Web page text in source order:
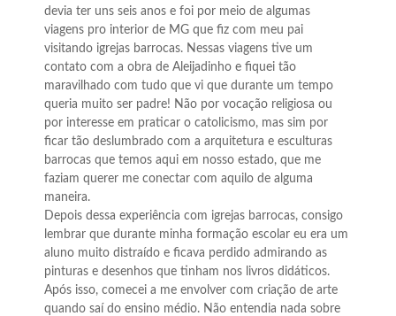
devia ter uns seis anos e foi por meio de algumas
viagens pro interior de MG que fiz com meu pai
visitando igrejas barrocas. Nessas viagens tive um
contato com a obra de Aleijadinho e fiquei tão
maravilhado com tudo que vi que durante um tempo
queria muito ser padre! Não por vocação religiosa ou
por interesse em praticar o catolicismo, mas sim por
ficar tão deslumbrado com a arquitetura e esculturas
barrocas que temos aqui em nosso estado, que me
faziam querer me conectar com aquilo de alguma
maneira.
Depois dessa experiência com igrejas barrocas, consigo
lembrar que durante minha formação escolar eu era um
aluno muito distraído e ficava perdido admirando as
pinturas e desenhos que tinham nos livros didáticos.
Após isso, comecei a me envolver com criação de arte
quando saí do ensino médio. Não entendia nada sobre